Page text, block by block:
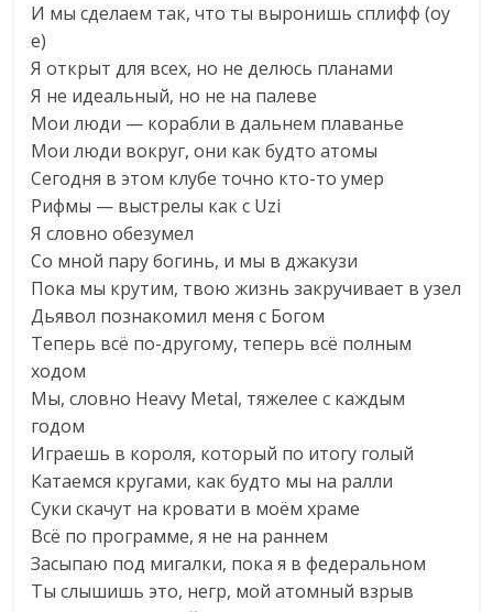
И мы сделаем так, что ты выронишь сплифф (оу
е)
Я открыт для всех, но не делюсь планами
Я не идеальный, но не на палеве
Мои люди — корабли в дальнем плаванье
Мои люди вокруг, они как будто атомы
Сегодня в этом клубе точно кто-то умер
Рифмы — выстрелы как с Uzi
Я словно обезумел
Со мной пару богинь, и мы в джакузи
Пока мы крутим, твою жизнь закручивает в узел
Дьявол познакомил меня с Богом
Теперь всё по-другому, теперь всё полным
ходом
Мы, словно Heavy Metal, тяжелее с каждым
годом
Играешь в короля, который по итогу голый
Катаемся кругами, как будто мы на ралли
Суки скачут на кровати в моём храме
Всё по программе, я не на раннем
Засыпаю под мигалки, пока я в федеральном
Ты слышишь это, негр, мой атомный взрыв